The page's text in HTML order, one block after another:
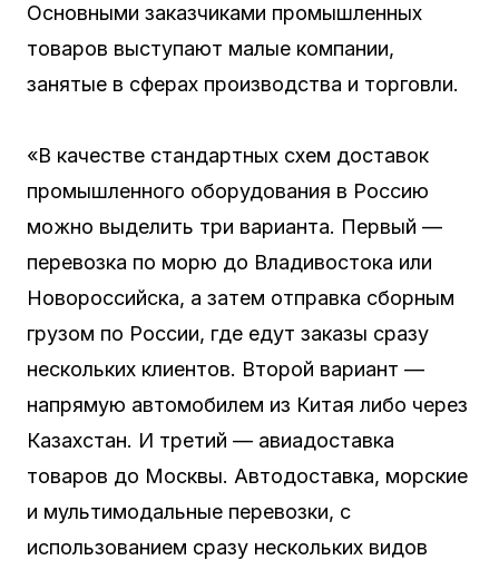
Основными заказчиками промышленных
товаров выступают малые компании,
занятые в сферах производства и торговли.
«В качестве стандартных схем доставок
промышленного оборудования в Россию
можно выделить три варианта. Первый —
перевозка по морю до Владивостока или
Новороссийска, а затем отправка сборным
грузом по России, где едут заказы сразу
нескольких клиентов. Второй вариант —
напрямую автомобилем из Китая либо через
Казахстан. И третий — авиадоставка
товаров до Москвы. Автодоставка, морские
и мультимодальные перевозки, с
использованием сразу нескольких видов